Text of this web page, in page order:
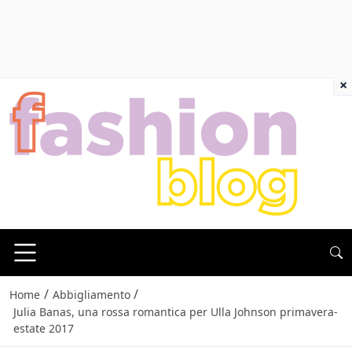
Home / Abbigliamento /
Julia Banas, una rossa romantica per Ulla Johnson primavera-
estate 2017
×